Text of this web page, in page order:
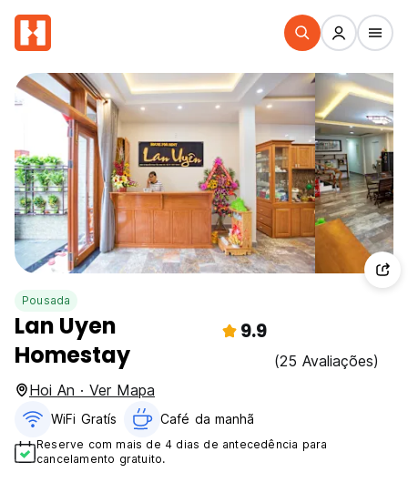
Pousada
Lan Uyen
Homestay
9.9
(25 Avaliações)
Hoi An · Ver Mapa
WiFi Gratís Café da manhã
Reserve com mais de 4 dias de antecedência para
cancelamento gratuito.